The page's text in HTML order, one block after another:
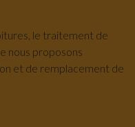
le traitement de
nous proposons
et de remplacement de